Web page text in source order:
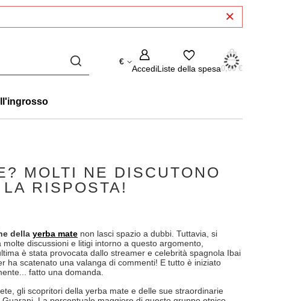
€
AccediListe della spesa0,00 €
MOLTI NE DISCUTONO
RISPOSTA!
dellayerba mate non lasci spazio a dubbi. Tuttavia, si
discussioni e litigi intorno a questo argomento,
è stata provocata dallo streamer e celebrità spagnola Ibai
ha scatenato una valanga di commenti! E tutto è iniziato
fatto una domanda.
gli scopritori della yerba mate e delle sue straordinarie